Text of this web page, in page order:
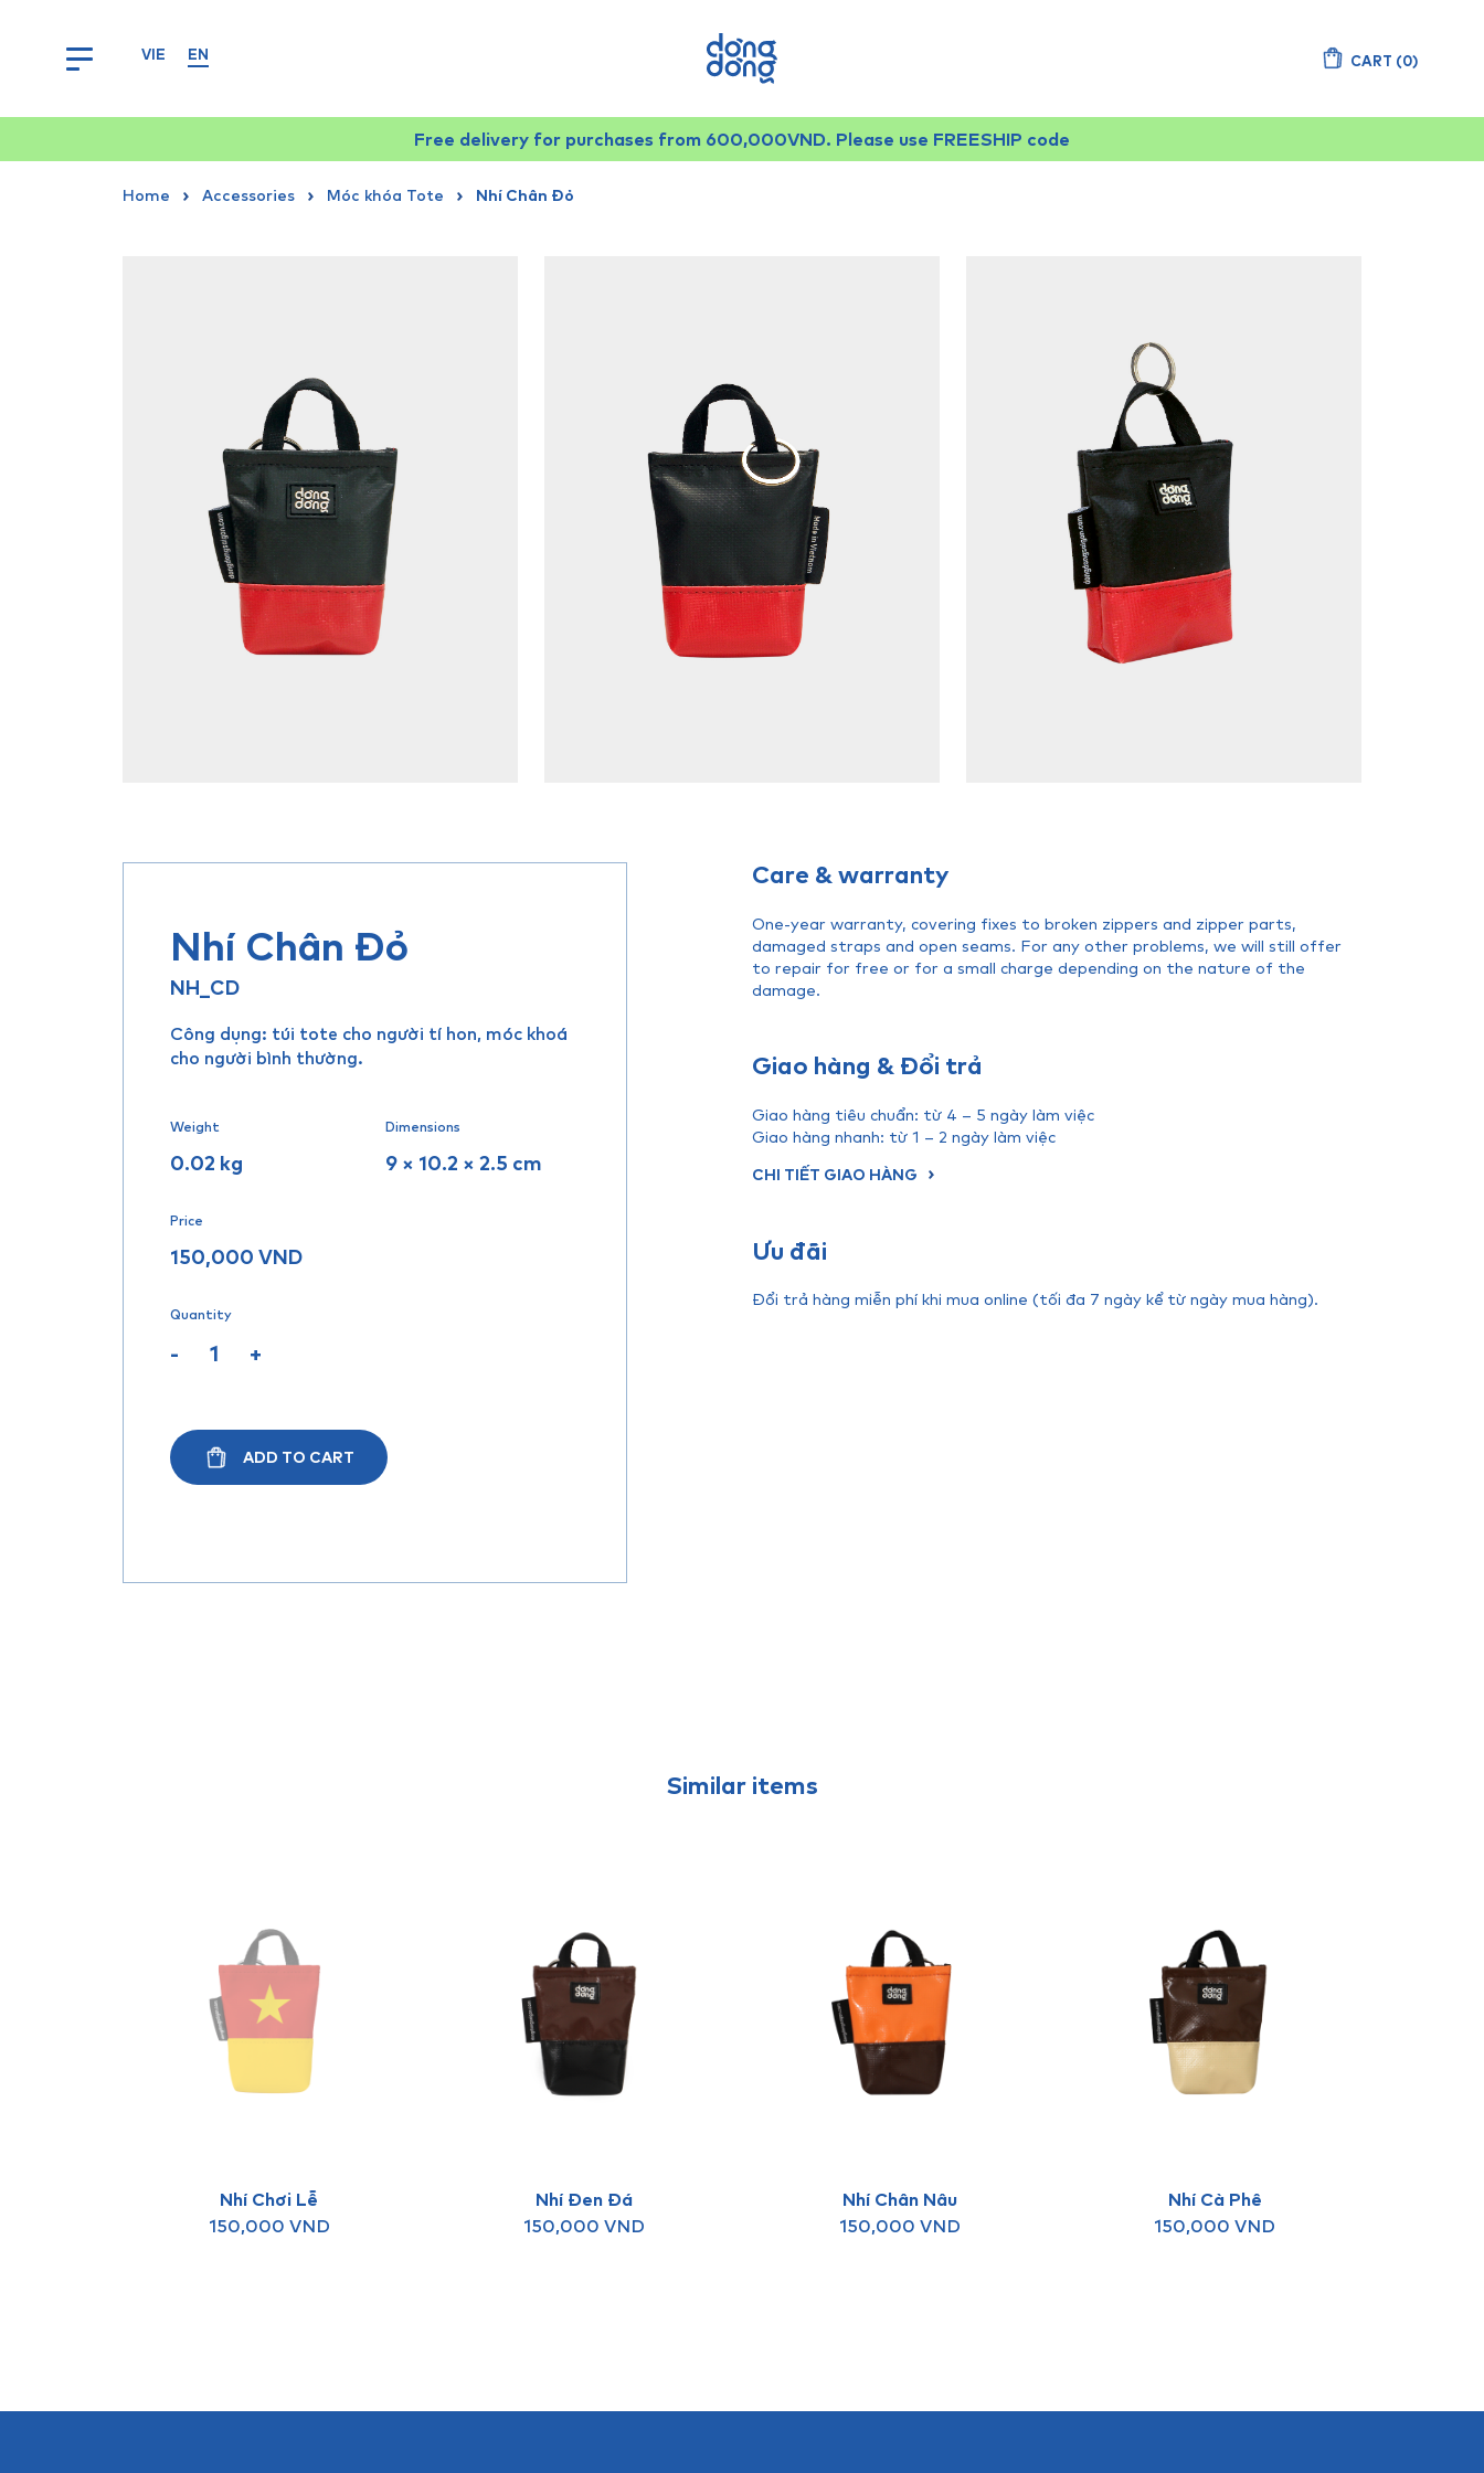
VIE EN CART (0)
Free delivery for purchases from 600,000VND. Please use FREESHIP code
Home Accessories Móc khóa Tote Nhí Chân Đỏ
Nhí Chân Đỏ
NH_CD
Công dụng: túi tote cho người tí hon, móc khoá
cho người bình thường.
Weight
0.02 kg
Dimensions
9 × 10.2 × 2.5 cm
Price
150,000 VND
Quantity
- +
ADD TO CART
Care & warranty
One-year warranty, covering fixes to broken zippers and zipper parts,
damaged straps and open seams. For any other problems, we will still offer
to repair for free or for a small charge depending on the nature of the
damage.
Giao hàng & Đổi trả
Giao hàng tiêu chuẩn: từ 4 – 5 ngày làm việc
Giao hàng nhanh: từ 1 – 2 ngày làm việc
CHI TIẾT GIAO HÀNG
Ưu đãi
Đổi trả hàng miễn phí khi mua online (tối đa 7 ngày kể từ ngày mua hàng).
Similar items
Nhí Chơi Lễ
150,000 VND
Nhí Đen Đá
150,000VND
Nhí Chân Nâu
150,000 VND
Nhí Cà Phê
150,000VND